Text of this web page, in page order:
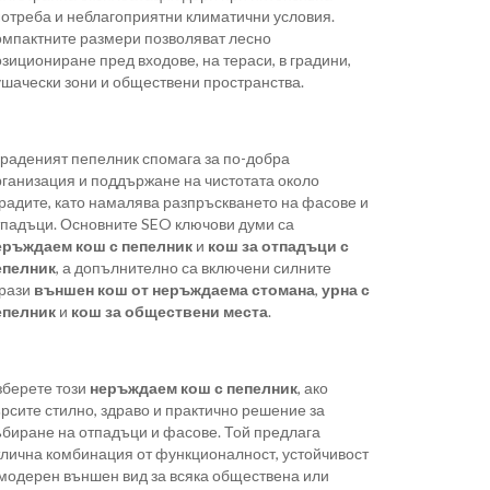
и неблагоприятни климатични условия.
размери позволяват лесно
пред входове, на тераси, в градини,
зони и обществени пространства.
пепелник спомага за по-добра
и поддържане на чистотата около
като намалява разпръскването на фасове и
Основните SEO ключови думи са
кош с пепелник и кош за отпадъци с
, а допълнително са включени силните
външен кош от неръждаема стомана, урна с
и кош за обществени места.
този неръждаем кош с пепелник, ако
стилно, здраво и практично решение за
на отпадъци и фасове. Той предлага
комбинация от функционалност, устойчивост
външен вид за всяка обществена или